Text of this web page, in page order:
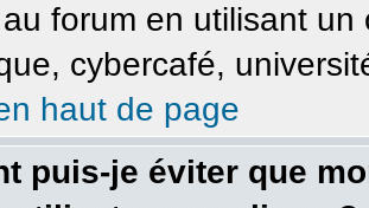
forum en utilisant
cybercafé,
haut de page
puis-je éviter que